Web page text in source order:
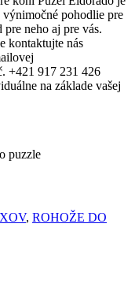
výnimočné pohodlie pre
neho aj pre vás.
kontaktujte nás
+421 917 231 426
na základe vašej
puzzle
, ROHOŽE DO